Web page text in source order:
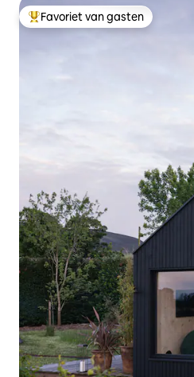
Topfavoriet van gasten
Favoriet van gasten